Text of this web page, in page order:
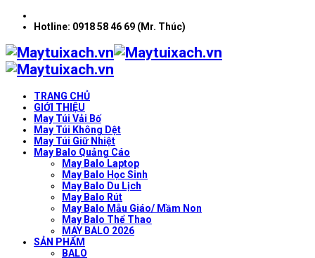
Hotline: 0918 58 46 69 (Mr. Thúc)
TRANG CHỦ
GIỚI THIỆU
May Túi Vải Bố
May Túi Không Dệt
May Túi Giữ Nhiệt
May Balo Quảng Cáo
May Balo Laptop
May Balo Học Sinh
May Balo Du Lịch
May Balo Rút
May Balo Mẫu Giáo/ Mầm Non
May Balo Thể Thao
MAY BALO 2026
SẢN PHẨM
BALO